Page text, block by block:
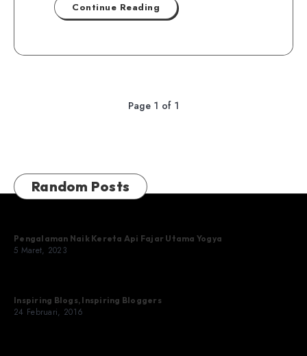
Continue Reading
Page 1 of 1
Random Posts
Pengalaman Naik Kereta Api Fajar Utama Yogya
5 Maret, 2023
Inspiring Blogs, Inspiring Bloggers
24 Februari, 2016